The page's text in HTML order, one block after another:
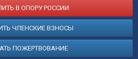
В ОПОРУ РОССИИ
ЧЛЕНСКИЕ ВЗНОСЫ
ПОЖЕРТВОВАНИЕ